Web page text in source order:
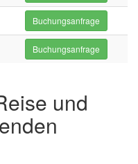
Buchungsanfrage
Buchungsanfrage
und